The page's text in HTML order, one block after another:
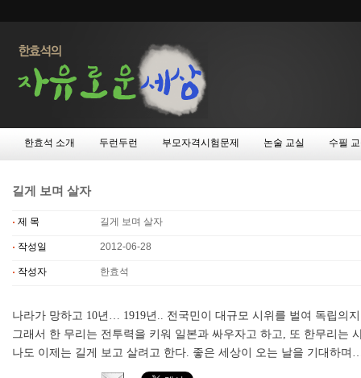
한효석 소개 두런두런 부모자격시험문제 논술 교실 수필
길게 보며 살자
제 목 길게 보며 살자
작성일 2012-06-28
작성자 한효석
나라가 망하고 10년… 1919년.. 전국민이 대규모 시위를 벌여 독립의
그래서 한 무리는 전투력을 키워 일본과 싸우자고 하고, 또 한무리는
나도 이제는 길게 보고 살려고 한다. 좋은 세상이 오는 날을 기대하